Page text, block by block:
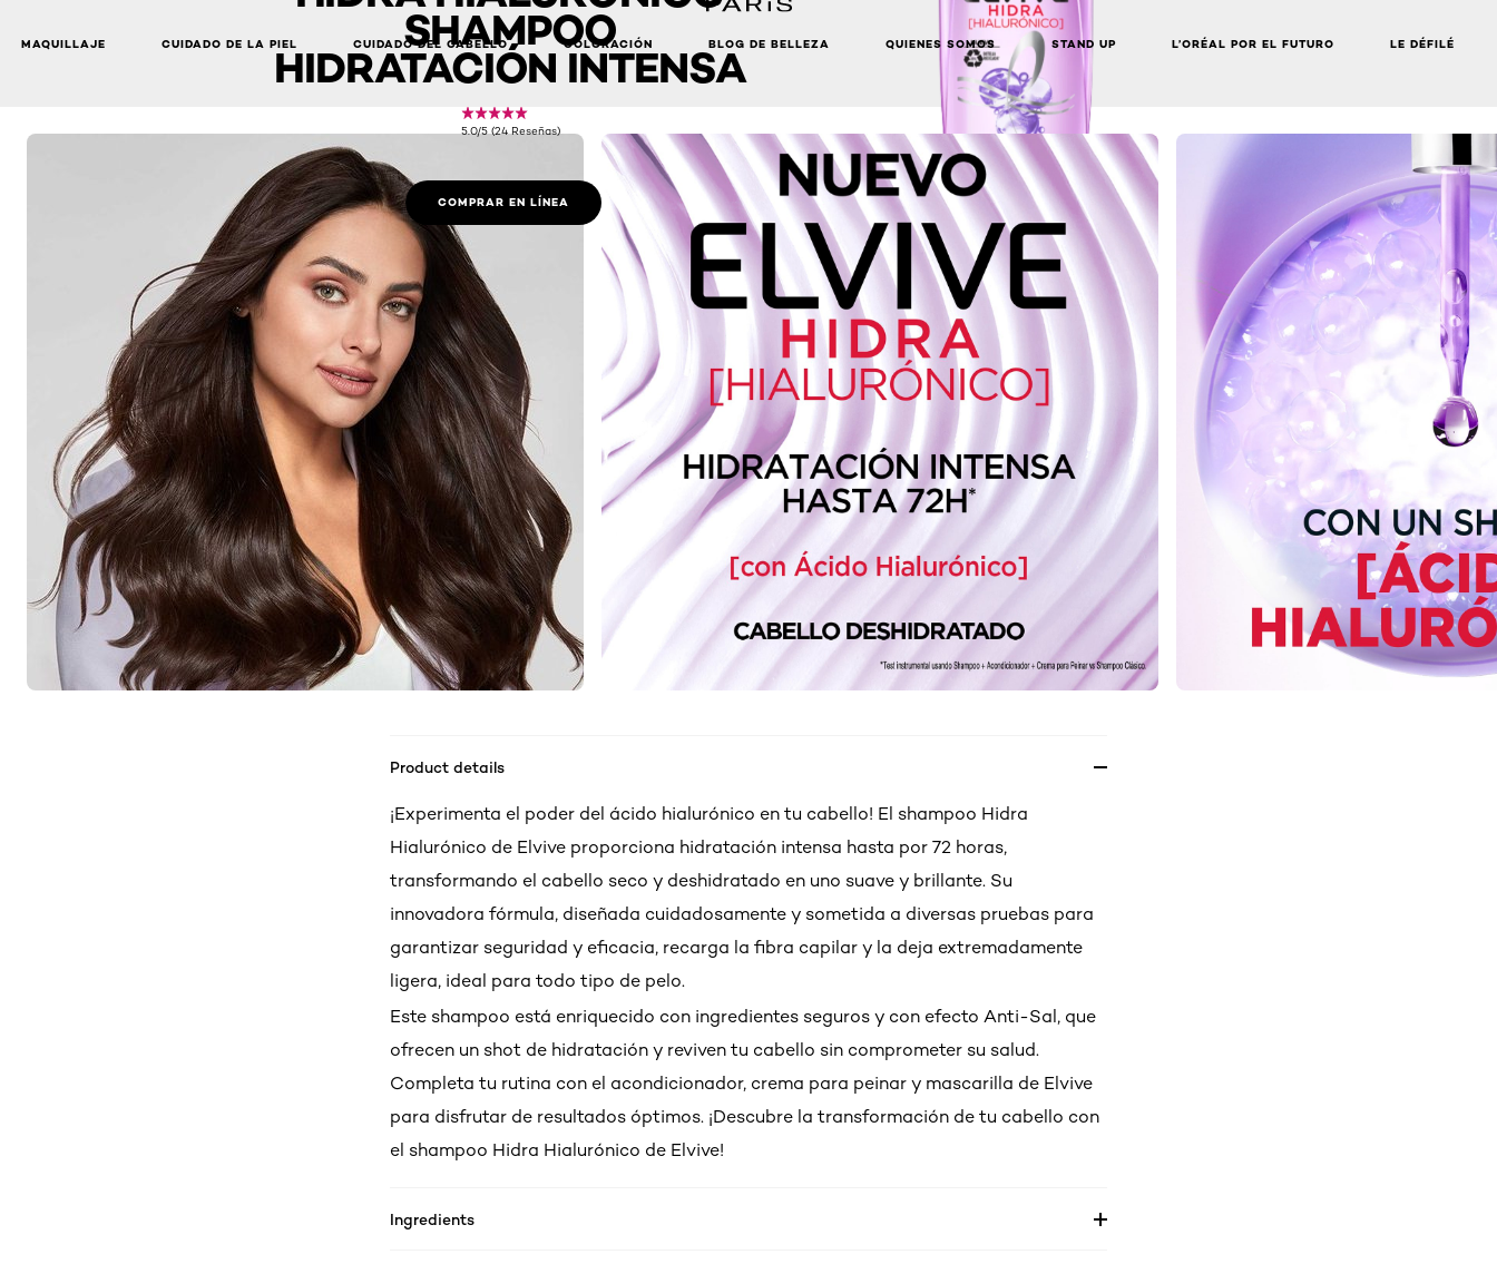
MAQUILLAJE CUIDADO DE LA PIEL CUIDADO DEL CABELLO COLORACIÓN BLOG DE BELLEZA QUIENES SOMOS STAND UP L’ORÉAL POR EL FUTURO LE DÉFILÉ
SHAMPOO
HIDRATACIÓN INTENSA
5.0/5 (24 Reseñas)
COMPRAR EN LÍNEA
NEXT CARD
Product details
¡Experimenta el poder del ácido hialurónico en tu cabello! El shampoo Hidra
Hialurónico de Elvive proporciona hidratación intensa hasta por 72 horas,
transformando el cabello seco y deshidratado en uno suave y brillante. Su
innovadora fórmula, diseñada cuidadosamente y sometida a diversas pruebas para
garantizar seguridad y eficacia, recarga la fibra capilar y la deja extremadamente
ligera, ideal para todo tipo de pelo.
Este shampoo está enriquecido con ingredientes seguros y con efecto Anti-Sal, que
ofrecen un shot de hidratación y reviven tu cabello sin comprometer su salud.
Completa tu rutina con el acondicionador, crema para peinar y mascarilla de Elvive
para disfrutar de resultados óptimos. ¡Descubre la transformación de tu cabello con
el shampoo Hidra Hialurónico de Elvive!
Ingredients